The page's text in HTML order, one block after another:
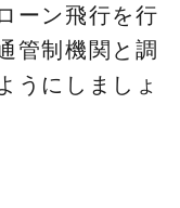
ーン飛行を行
管制機関と調
うにしましょ